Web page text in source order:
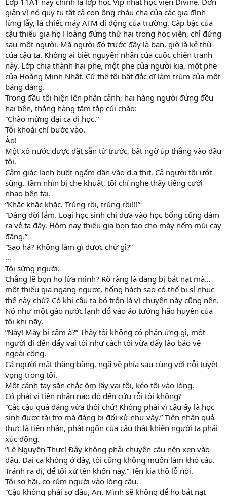
giản vì nó quy tụ tất cả con ông cháu cha của các gia đình
lừng lẫy, là chiếc máy ATM di động của trường. Cấp bậc của
cậu thiếu gia họ Hoàng đứng thứ hai trong học viện, chỉ đứng
sau một người. Mà người đó trước đây là bạn, giờ là kẻ thù
của cậu ta. Không ai biết nguyên nhân của cuộc chiến tranh
này. Lớp chia thành hai phe, một phe của người kia, một phe
của Hoàng Minh Nhật. Cứ thế tôi bất đắc dĩ làm trùm của một
băng đảng.
Trong đầu tôi hiện lên phân cảnh, hai hàng người đứng đều
hai bên, thẳng hàng tăm tắp cúi chào:
“Chào mừng đại ca đi học.”
Tôi khoái chí bước vào.
Ào!
Một xô nước được đặt sẵn từ trước, bất ngờ úp thẳng vào đầu
tôi.
Cảm giác lạnh buốt ngấm dần vào d.a thịt. Cả người tôi ướt
sũng. Tầm nhìn bị che khuất, tôi chỉ nghe thấy tiếng cười
nhạo bên tai.
“Khặc khặc khặc. Trúng rồi, trúng rồi!!!”
“Đáng đời lắm. Loại học sinh chỉ dựa vào học bổng cũng dám
ra vẻ ta đây. Hôm nay thiếu gia bọn tao cho mày nếm mùi cay
đắng.”
“Sao hả? Không làm gì được chứ gì?”
…
Tôi sững người.
Chẳng lẽ bọn họ lừa mình? Rõ ràng là đang bị bắt nạt mà…
một thiếu gia ngang ngược, hống hách sao có thể bị sỉ nhục
thế này chứ? Có khi cậu ta bỏ trốn là vì chuyện này cũng nên.
Nó như một gáo nước lạnh đổ vào ảo tưởng hão huyền của
tôi khi nãy.
“Này! Mày bị câm à?” Thấy tôi không có phản ứng gì, một
người đi đến đẩy vai tôi như cách tôi vừa đẩy lão bảo vệ
ngoài cổng.
Cả người mất thăng bằng, ngã về phía sau cùng với nỗi tuyệt
vọng trong tôi.
Một cánh tay săn chắc ôm lấy vai tôi, kéo tôi vào lòng.
Có phải vị tiên nhân nào đó đến cứu rỗi tôi không?
“Các cậu quá đáng vừa thôi chứ! Không phải vì cậu ấy là học
sinh được tài trợ mà đáng bị đối xử như vậy.” Tiên nhân quả
thực là tiên nhân, phát ngôn của cậu thật khiến người ta phải
xúc động.
“Lê Nguyên Thực! Đây không phải chuyện cậu nên xen vào
đâu. Đại ca không ở đây, tôi cũng không muốn làm khó cậu.
Tránh ra đi, để tôi xử tên khốn này.” Tên kia thô lỗ nói.
Tôi sợ hãi, co rúm người vào lòng cậu.
“Cậu không phải sợ đâu, An. Mình sẽ không để họ bắt nạt